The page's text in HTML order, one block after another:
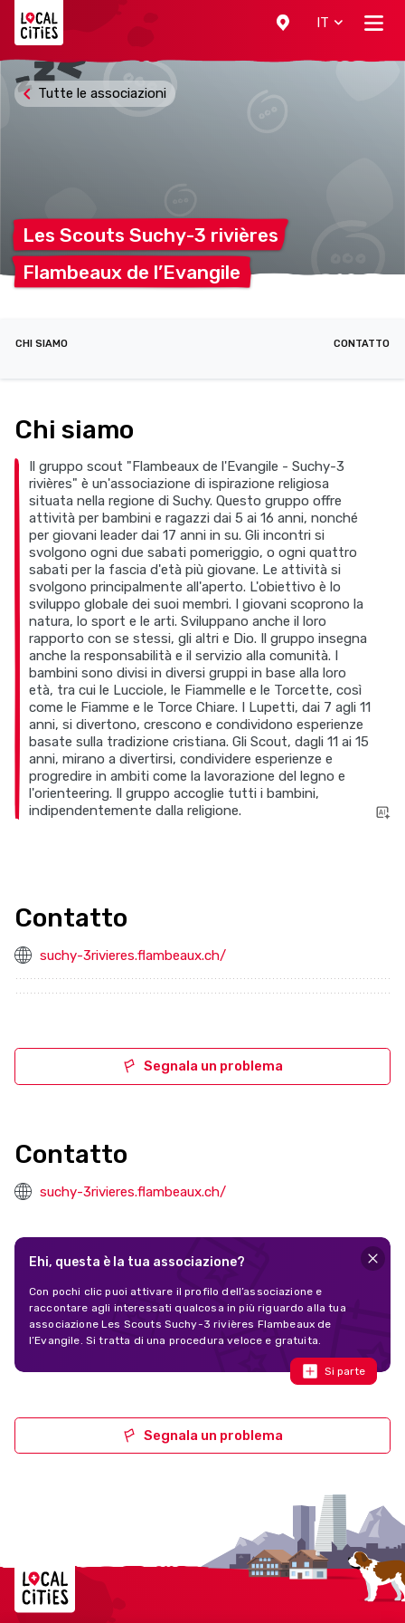
IT
Les Scouts Suchy-3 rivières
Flambeaux de l’Evangile
Tutte le associazioni
CHI SIAMO CONTATTO
Chi siamo
Il gruppo scout "Flambeaux de l'Evangile - Suchy-3
rivières" è un'associazione di ispirazione religiosa
situata nella regione di Suchy. Questo gruppo offre
attività per bambini e ragazzi dai 5 ai 16 anni, nonché
per giovani leader dai 17 anni in su. Gli incontri si
svolgono ogni due sabati pomeriggio, o ogni quattro
sabati per la fascia d'età più giovane. Le attività si
svolgono principalmente all'aperto. L'obiettivo è lo
sviluppo globale dei suoi membri. I giovani scoprono la
natura, lo sport e le arti. Sviluppano anche il loro
rapporto con se stessi, gli altri e Dio. Il gruppo insegna
anche la responsabilità e il servizio alla comunità. I ​​
bambini sono divisi in diversi gruppi in base alla loro
età, tra cui le Lucciole, le Fiammelle e le Torcette, così
come le Fiamme e le Torce Chiare. I Lupetti, dai 7 agli 11
anni, si divertono, crescono e condividono esperienze
basate sulla tradizione cristiana. Gli Scout, dagli 11 ai 15
anni, mirano a divertirsi, condividere esperienze e
progredire in ambiti come la lavorazione del legno e
l'orienteering. Il gruppo accoglie tutti i bambini,
indipendentemente dalla religione.
Contatto
suchy-3rivieres.flambeaux.ch/
Segnala un problema
Contatto
suchy-3rivieres.flambeaux.ch/
Ehi, questa è la tua associazione?
Con pochi clic puoi attivare il profilo dell’associazione e
raccontare agli interessati qualcosa in più riguardo alla tua
associazione Les Scouts Suchy-3 rivières Flambeaux de
l’Evangile. Si tratta di una procedura veloce e gratuita.
Si parte
Segnala un problema
Localcities